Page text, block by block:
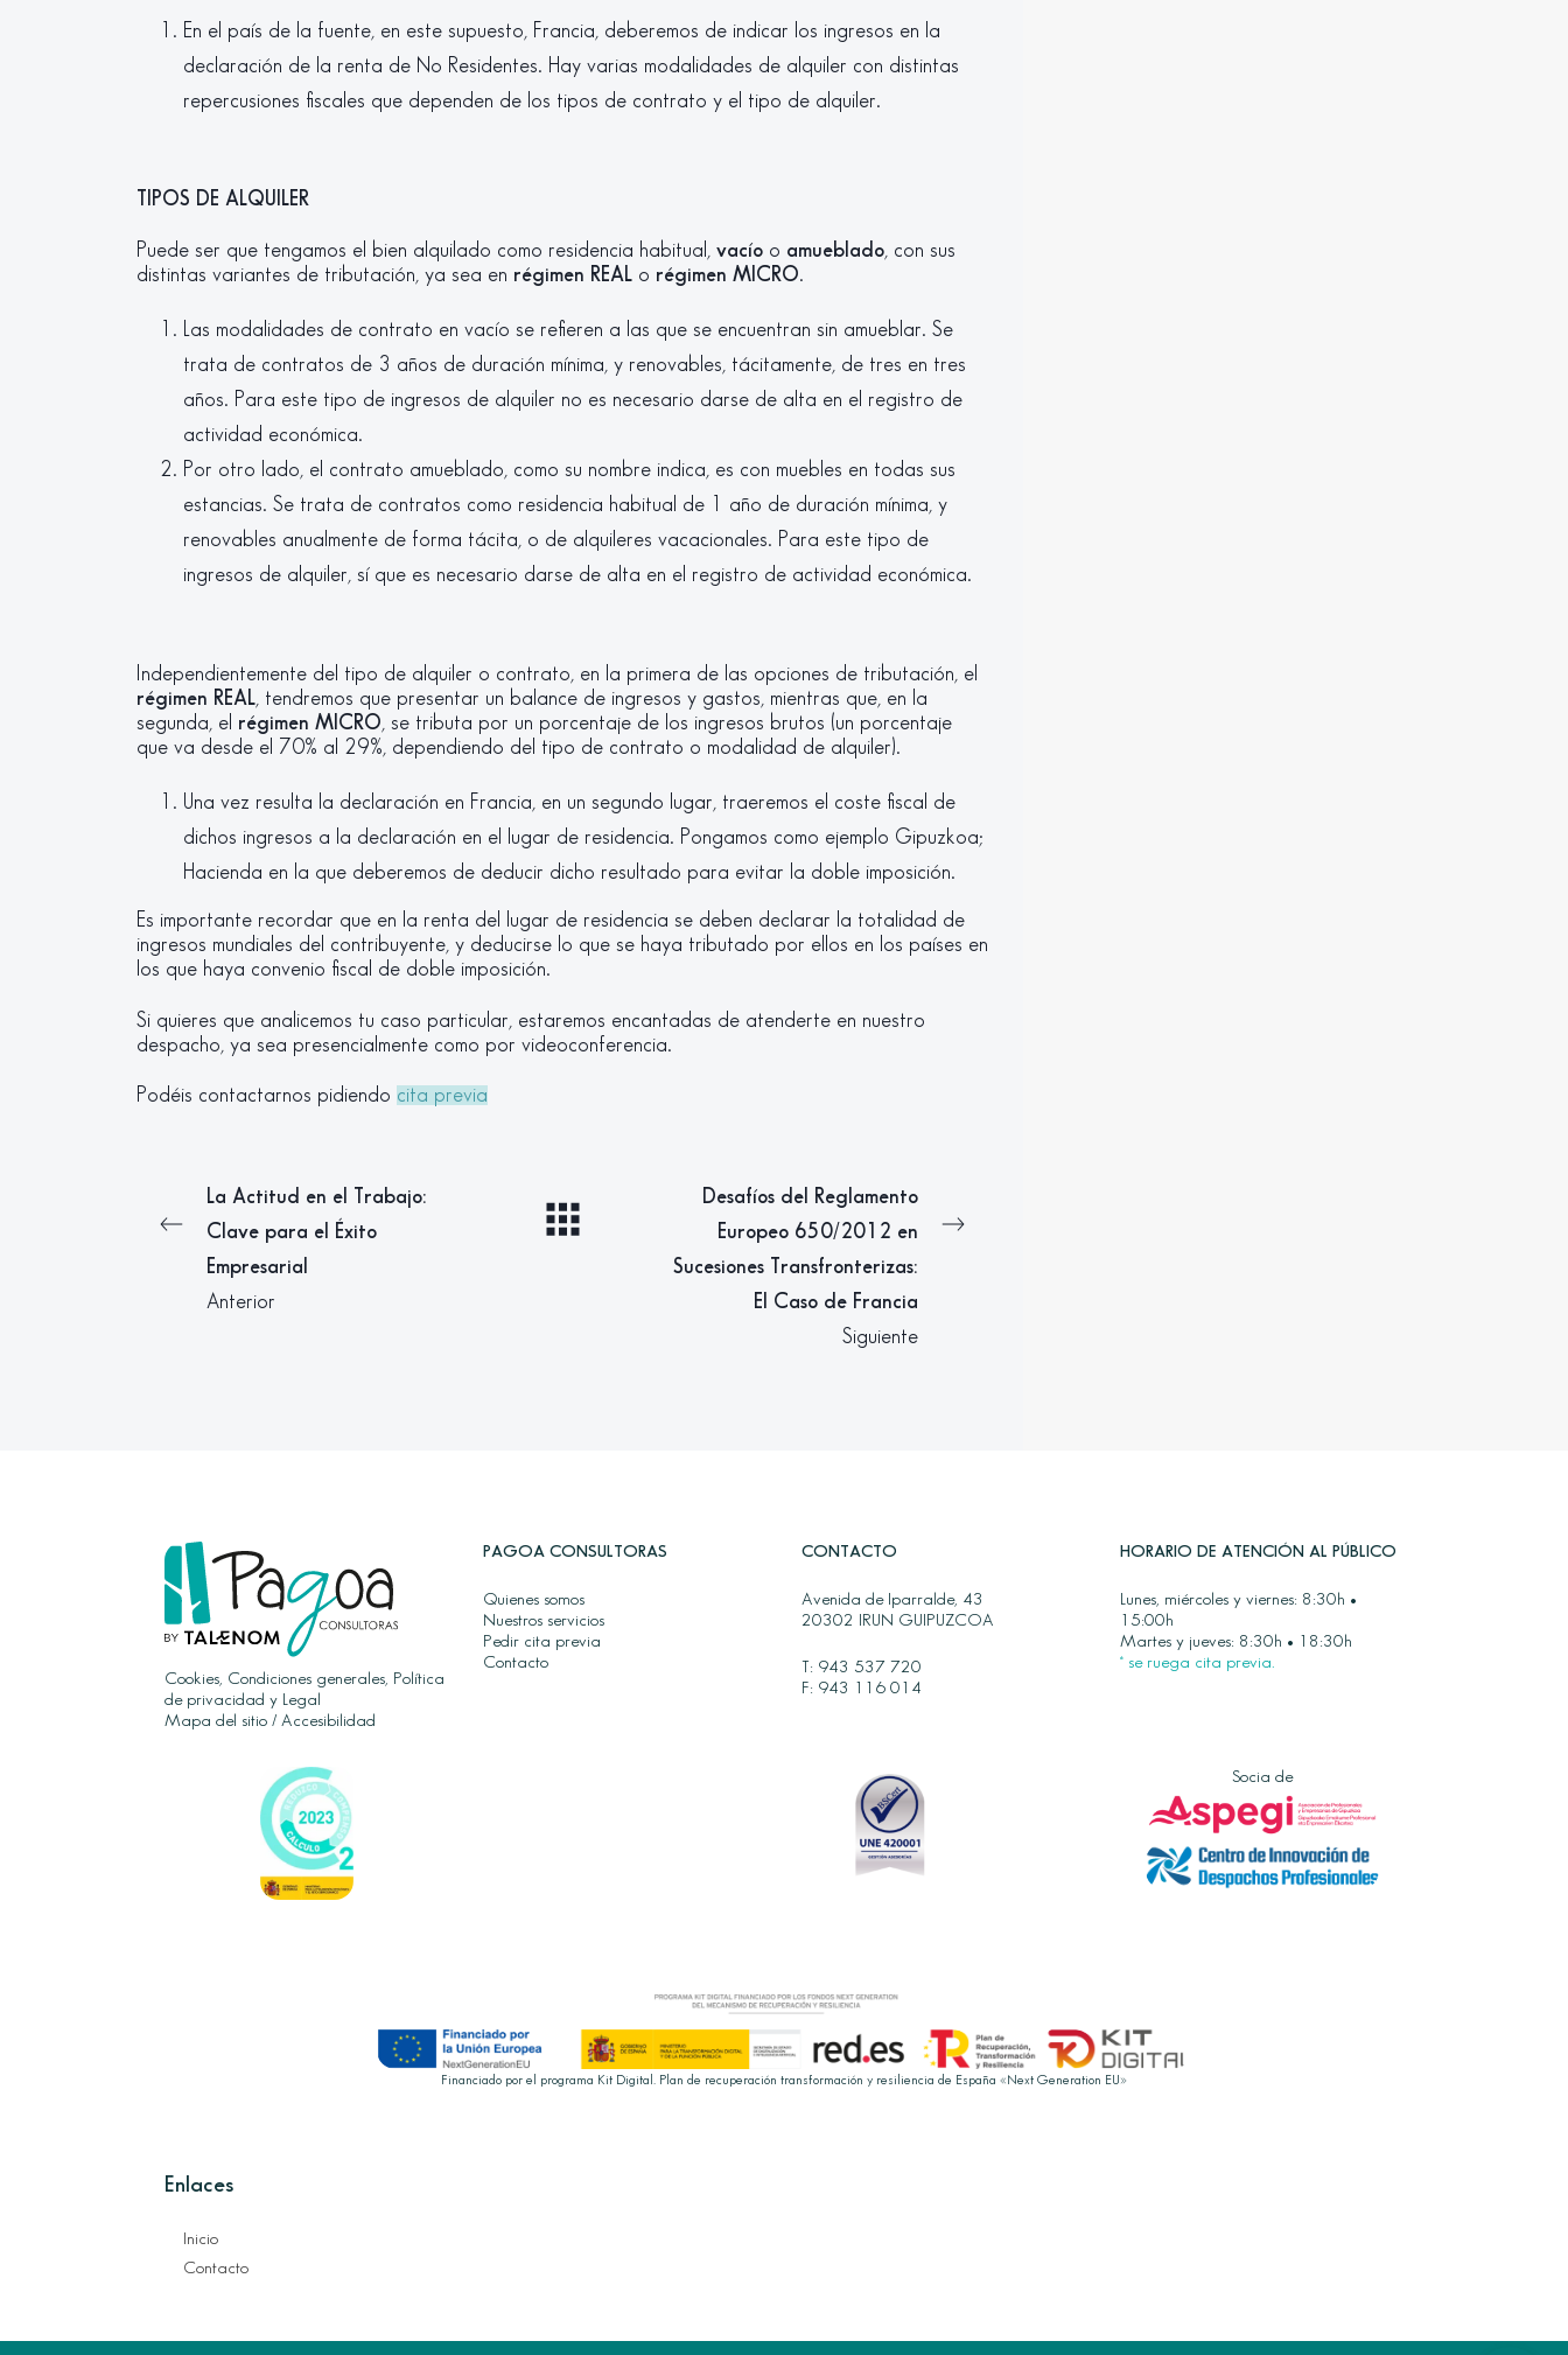
En el país de la fuente, en este supuesto, Francia, deberemos de indicar los ingresos en la
declaración de la renta de No Residentes. Hay varias modalidades de alquiler con distintas
repercusiones fiscales que dependen de los tipos de contrato y el tipo de alquiler.
TIPOS DE ALQUILER
Puede ser que tengamos el bien alquilado como residencia habitual, vacío o amueblado , con sus
distintas variantes de tributación, ya sea en régimen REAL o régimen MICRO.
Las modalidades de contrato en vacío se refieren a las que se encuentran sin amueblar. Se
trata de contratos de 3 años de duración mínima, y renovables, tácitamente, de tres en tres
años. Para este tipo de ingresos de alquiler no es necesario darse de alta en el registro de
actividad económica.
Por otro lado, el contrato amueblado, como su nombre indica, es con muebles en todas sus
estancias. Se trata de contratos como residencia habitual de 1 año de duración mínima, y
renovables anualmente de forma tácita, o de alquileres vacacionales. Para este tipo de
ingresos de alquiler, sí que es necesario darse de alta en el registro de actividad económica.
Independientemente del tipo de alquiler o contrato, en la primera de las opciones de tributación, el
régimen REAL , tendremos que presentar un balance de ingresos y gastos, mientras que, en la
segunda, el régimen MICRO , se tributa por un porcentaje de los ingresos brutos (un porcentaje
que va desde el 70% al 29%, dependiendo del tipo de contrato o modalidad de alquiler).
Una vez resulta la declaración en Francia, en un segundo lugar, traeremos el coste fiscal de
dichos ingresos a la declaración en el lugar de residencia. Pongamos como ejemplo Gipuzkoa;
Hacienda en la que deberemos de deducir dicho resultado para evitar la doble imposición.
Es importante recordar que en la renta del lugar de residencia se deben declarar la totalidad de
ingresos mundiales del contribuyente, y deducirse lo que se haya tributado por ellos en los países en
los que haya convenio fiscal de doble imposición.
Si quieres que analicemos tu caso particular, estaremos encantadas de atenderte en nuestro
despacho, ya sea presencialmente como por videoconferencia.
Podéis contactarnos pidiendo cita previa
La Actitud en el Trabajo:
Clave para el Éxito
Empresarial
Anterior
Desafíos del Reglamento
Europeo 650/2012 en
Sucesiones Transfronterizas:
El Caso de Francia
Siguiente
Cookies, Condiciones generales, Política
de privacidad y Legal
Mapa del sitio / Accesibilidad
PAGOA CONSULTORAS
Quienes somos
Nuestros servicios
Pedir cita previa
Contacto
CONTACTO
Avenida de Iparralde, 43
20302 IRUN GUIPUZCOA
T: 943 537 720
F: 943 116 014
HORARIO DE ATENCIÓN AL PÚBLICO
Lunes, miércoles y viernes: 8:30h •
15:00h
Martes y jueves: 8:30h • 18:30h
* se ruega cita previa.
Socia de
Financiado por el programa Kit Digital. Plan de recuperación transformación y resiliencia de España «Next Generation EU»
Enlaces
Inicio
Contacto